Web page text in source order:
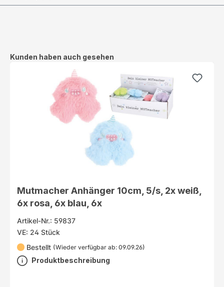
Produktgalerie überspringen
Kunden haben auch gesehen
Mutmacher Anhänger 10cm, 5/s, 2x weiß,
6x rosa, 6x blau, 6x
Artikel-Nr.: 59837
VE: 24 Stück
Bestellt (Wieder verfügbar ab: 09.09.26)
Produktbeschreibung